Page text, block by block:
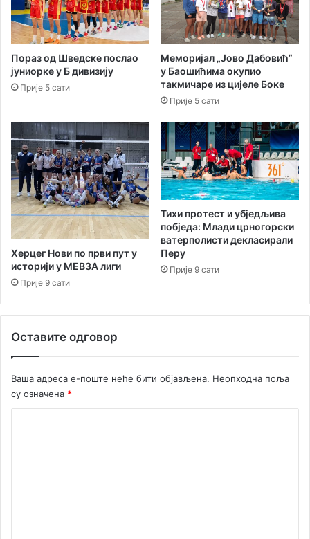
р
е
д
а
к
у
ј
ш
а
в
а
њ
с
т
а
т
р
а
р
а
р
а
и
ј
а
М
о
ж
и
в
“
В
л
а
у
к
в
ц
а
Пораз од Шведске послао
јуниорке у Б дивизију
Прије 5 сати
Меморијал „Јово Дабовић”
у Баошићима окупио
такмичаре из цијеле Боке
Прије 5 сати
Херцег Нови по први пут у
историји у МЕВЗА лиги
Прије 9 сати
Тихи протест и убједљива
побједа: Млади црногорски
ватерполисти декласирали
Перу
Прије 9 сати
Оставите одговор
Ваша адреса е-поште неће бити објављена. Неопходна поља
су означена *